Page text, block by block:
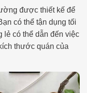
được thiết kế để
có thể tận dụng tối
lẻ có thể dẫn đến việc
thước quán của